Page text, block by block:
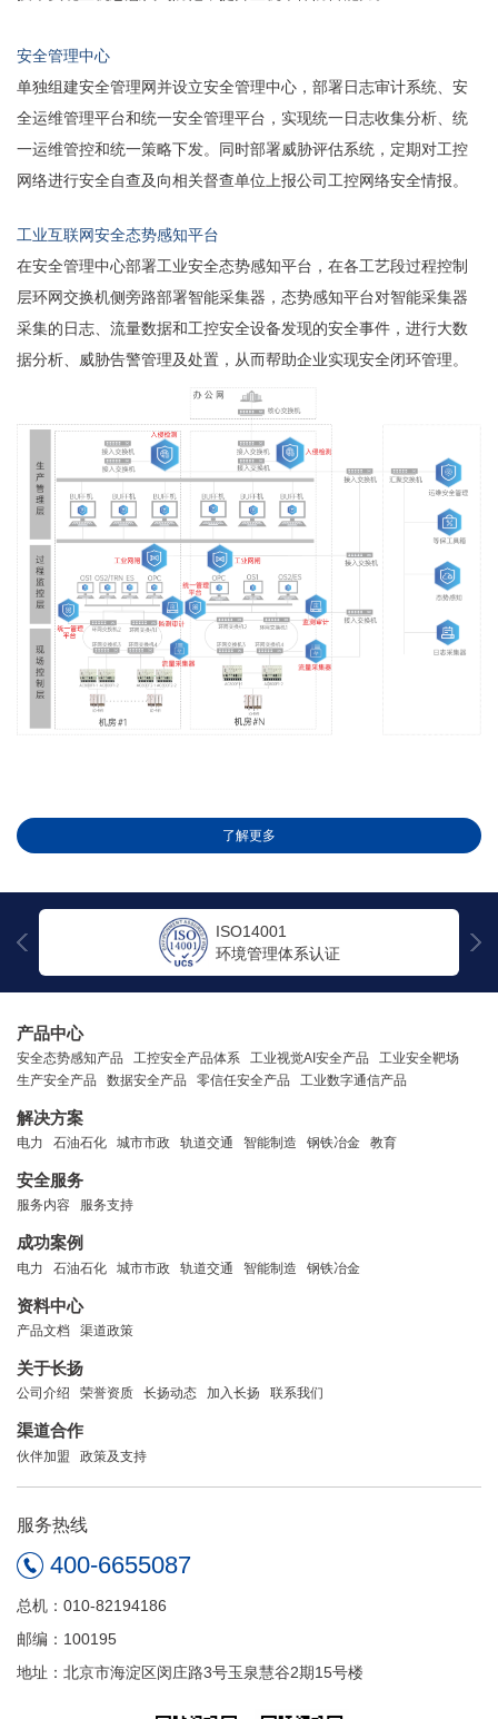
安全管理中心
单独组建安全管理网并设立安全管理中心，部署日志审计系统、安
全运维管理平台和统一安全管理平台，实现统一日志收集分析、统
一运维管控和统一策略下发。同时部署威胁评估系统，定期对工控
网络进行安全自查及向相关督查单位上报公司工控网络安全情报。
工业互联网安全态势感知平台
在安全管理中心部署工业安全态势感知平台，在各工艺段过程控制
层环网交换机侧旁路部署智能采集器，态势感知平台对智能采集器
采集的日志、流量数据和工控安全设备发现的安全事件，进行大数
据分析、威胁告警管理及处置，从而帮助企业实现安全闭环管理。
了解更多
ISO14001
环境管理体系认证
产品中心
安全态势感知产品 工控安全产品体系 工业视觉AI安全产品
工业安全靶场
生产安全产品
数据安全产品 零信任安全产品 工业数字通信产品
解决方案
电力 石油石化 城市市政 轨道交通 智能制造 钢铁冶金 教育
安全服务
服务内容 服务支持
成功案例
电力 石油石化 城市市政 轨道交通 智能制造 钢铁冶金
资料中心
产品文档 渠道政策
关于长扬
公司介绍 荣誉资质 长扬动态 加入长扬 联系我们
渠道合作
伙伴加盟 政策及支持
服务热线
400-6655087
总机：010-82194186
邮编：100195
地址：北京市海淀区闵庄路3号玉泉慧谷2期15号楼